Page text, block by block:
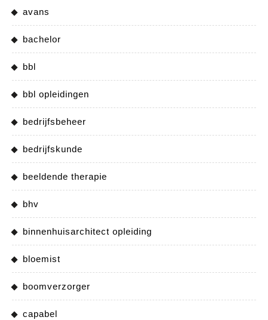
avans
bachelor
bbl
bbl opleidingen
bedrijfsbeheer
bedrijfskunde
beeldende therapie
bhv
binnenhuisarchitect opleiding
bloemist
boomverzorger
capabel